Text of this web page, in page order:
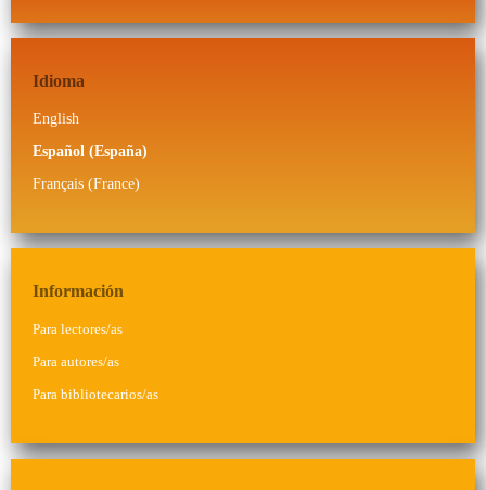
Idioma
English
Español (España)
Français (France)
Información
Para lectores/as
Para autores/as
Para bibliotecarios/as